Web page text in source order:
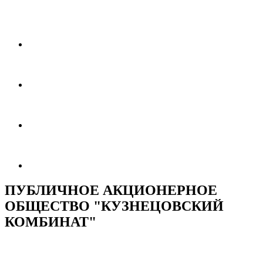
ПУБЛИЧНОЕ АКЦИОНЕРНОЕ
ОБЩЕСТВО "КУЗНЕЦОВСКИЙ
КОМБИНАТ"